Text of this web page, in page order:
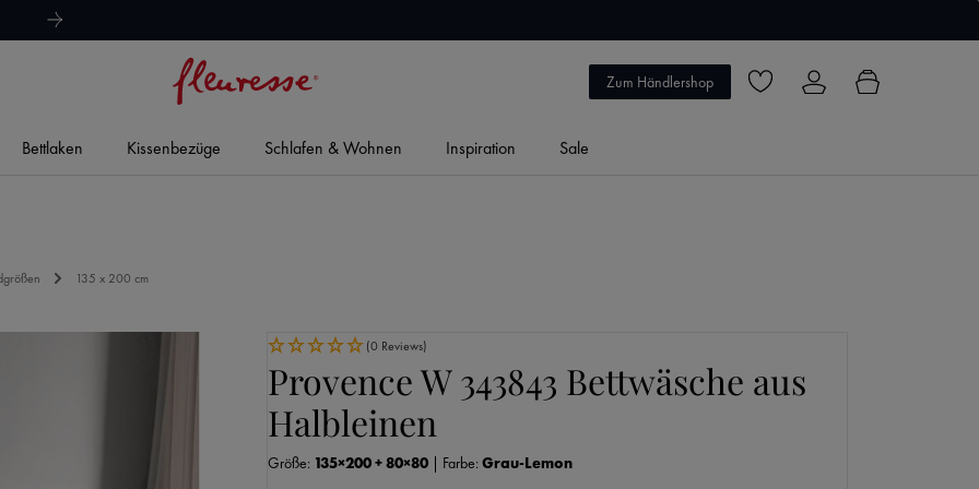
Zum Händlershop Du hast 0 Produkte auf dem
Bettlaken Kissenbezüge Schlafen & Wohnen Inspiration Sale
135 x 200 cm
(0 Reviews)
Provence W 343843 Bettwäsche aus
Halbleinen
Größe: 135×200 + 80×80 | Farbe: Grau-Lemon